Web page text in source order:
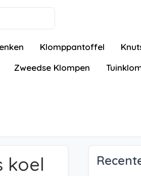
Klomppantoffel
Zweedse Klompen
koel